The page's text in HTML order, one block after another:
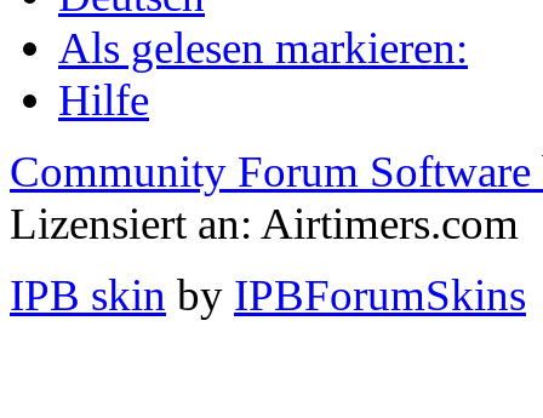
Als gelesen markieren:
Hilfe
Community Forum Software
Lizensiert an: Airtimers.com
IPB skin by IPBForumSkins